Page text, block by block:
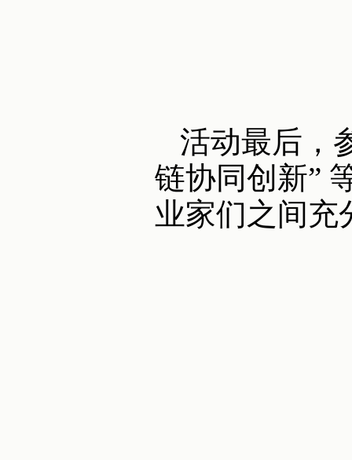
活动最后，
链协同创新”
业家们之间充